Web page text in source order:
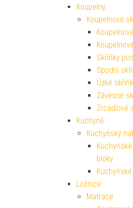
Koupelny
Koupelnové
Skříňky
Spodní
Úzké
Závěsné
Zrcadlové
Kuchyně
Kuchyňský
bloky
Ložnice
Matrace